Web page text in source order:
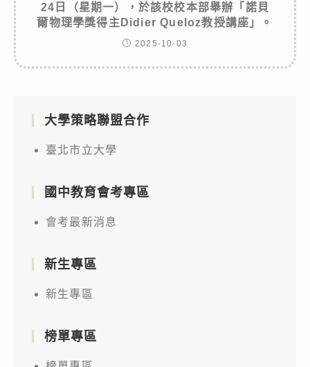
24日（星期一），於該校校本部舉辦「諾貝
爾物理學獎得主Didier Queloz教授講座」。
2025-10-03
大學策略聯盟合作
臺北市立大學
國中教育會考專區
會考最新消息
新生專區
新生專區
榜單專區